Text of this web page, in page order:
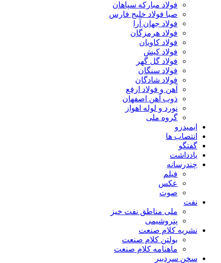
فولاد مبارکه سپاهان
صبا فولاد خلیج فارس
فولاد جهان آرا
فولاد هرمزگان
فولاد کاویان
فولاد کیش
فولاد گل گهر
فولاد سنگان
فولاد شادگان
آهن و فولاد ارفع
ذوب آهن اصفهان
نورد و لوله اهواز
گروه ملی
ایمیدرو
انتصاب ها
گفتگو
یادداشت
چندرسانه
فیلم
عکس
صوت
نفت
ملی مناطق نفت خیز
پتروشیمی
نشریه کلام صنعت
بولتن کلام صنعت
ماهنامه کلام صنعت
سخن سردبیر